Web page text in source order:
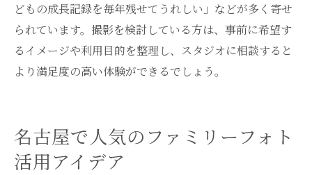
どもの成長記録を毎年残せてうれしい」などが多く寄せ
られています。撮影を検討している方は、事前に希望す
るイメージや利用目的を整理し、スタジオに相談すると
より満足度の高い体験ができるでしょう。
名古屋で人気のファミリーフォト
活用アイデア